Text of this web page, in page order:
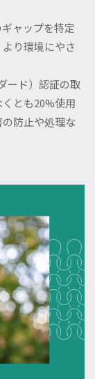
ャップを特定
り環境にやさ
ード）認証の取
とも20%使用
防止や処理な